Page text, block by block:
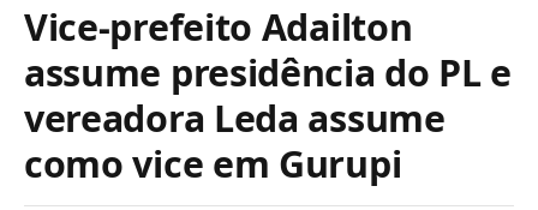
Vice-prefeito Adailton
assume presidência do PL e
vereadora Leda assume
como vice em Gurupi